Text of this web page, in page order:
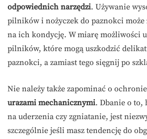
odpowiednich narzędzi. Używanie
pilników i nożyczek do paznokci może
na ich kondycję. W miarę możliwości
pilników, które mogą uszkodzić
paznokci, a zamiast tego sięgnij po
Nie należy także zapominać o
urazami mechanicznymi. Dbanie o to,
na uderzenia czy zgniatanie, jest
szczególnie jeśli masz tendencję do